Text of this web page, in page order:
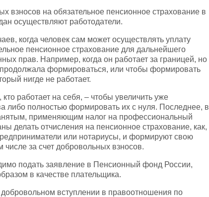
взносов на обязательное пенсионное страхование в
осуществляют работодатели.
когда человек сам может осуществлять уплату
пенсионное страхование для дальнейшего
прав. Например, когда он работает за границей, но
формироваться, или чтобы формировать
нигде не работает.
работает на себя, – чтобы увеличить уже
либо полностью формировать их с нуля. Последнее, в
применяющим налог на профессиональный
делать отчисления на пенсионное страхование, как,
или нотариусы, и формируют свою
за счет добровольных взносов.
подать заявление в Пенсионный фонд России,
в качестве плательщика.
вступлении в правоотношения по